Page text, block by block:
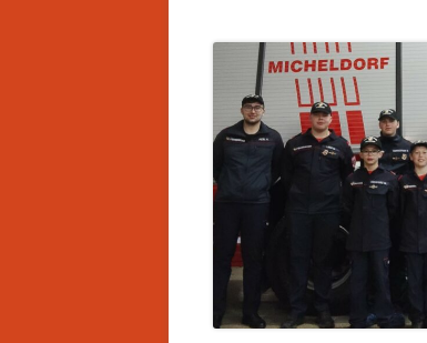
CHRONIK
EINSATZGEBIET
AUSBILDUNG